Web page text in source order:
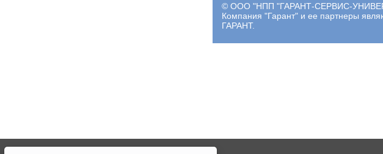
© ООО "НПП "ГАРАНТ-СЕРВИС-
Компания "Гарант" и ее партнеры
ГАРАНТ.